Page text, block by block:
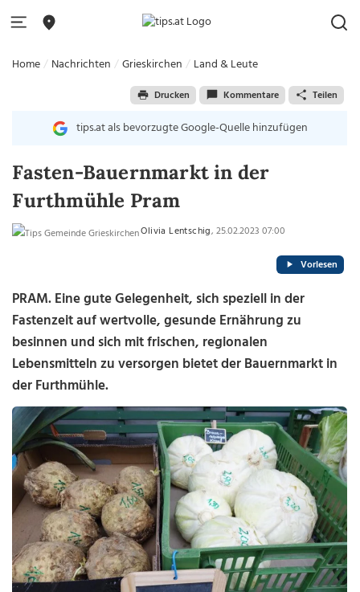
Home Nachrichten Grieskirchen Land & Leute
Drucken Kommentare Teilen
tips.at als bevorzugte Google-Quelle hinzufügen
Fasten-Bauernmarkt in der
Furthmühle Pram
Olivia Lentschig, 25.02.2023 07:00
Vorlesen
PRAM. Eine gute Gelegenheit, sich speziell in der
Fastenzeit auf wertvolle, gesunde Ernährung zu
besinnen und sich mit frischen, regionalen
Lebensmitteln zu versorgen bietet der Bauernmarkt in
der Furthmühle.